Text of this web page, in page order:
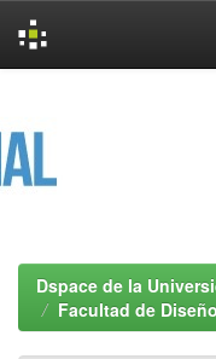
Dspace de la
Facultad de